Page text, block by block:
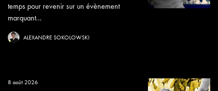
temps pour revenir sur un évènement
marquant...
ALEXANDRE SOKOLOWSKI
8 août 2026